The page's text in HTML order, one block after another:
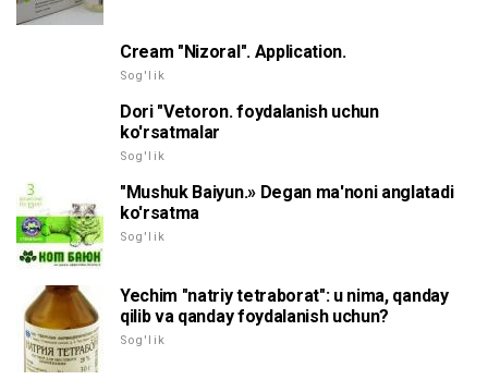
Cream "Nizoral". Application.
Sog'lik
Dori "Vetoron. foydalanish uchun
ko'rsatmalar
Sog'lik
"Mushuk Baiyun.» Degan ma'noni anglatadi
ko'rsatma
Sog'lik
Yechim "natriy tetraborat": u nima, qanday
qilib va qanday foydalanish uchun?
Sog'lik